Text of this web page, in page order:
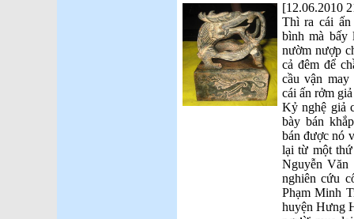
[12.06.2010
Thì ra cái
bình mà bấy
nườm nượp
cả đêm để
cầu vận
cái ấn rởm
Kỷ nghệ giả
bày bán
bán được nó
lại từ một
Nguyễn
nghiên cứu
Phạm Minh
huyện Hưng